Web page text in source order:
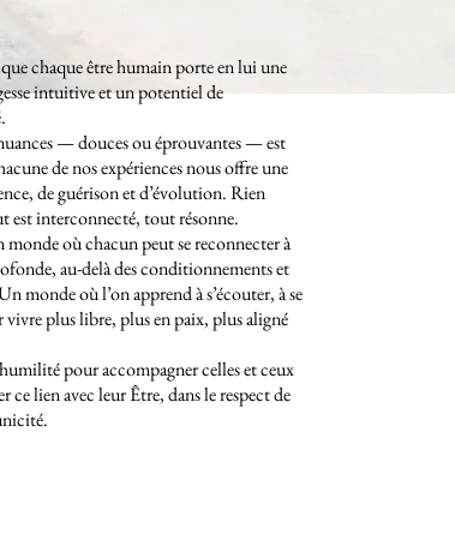
chaque être humain porte en lui une
intuitive et un potentiel de
— douces ou éprouvantes — est
de nos expériences nous offre une
de guérison et d’évolution. Rien
est interconnecté, tout résonne.
monde où chacun peut se reconnecter à
au-delà des conditionnements et
monde où l’on apprend à s’écouter, à se
vivre plus libre, plus en paix, plus aligné
pour accompagner celles et ceux
lien avec leur Être, dans le respect de